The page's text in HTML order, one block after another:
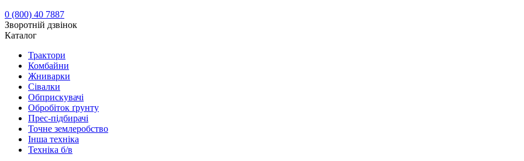
0 (800) 40 7887
Зворотній дзвінок
Каталог
Трактори
Комбайни
Жниварки
Сівалки
Обприскувачі
Обробіток ґрунту
Прес-підбирачі
Точне землеробство
Інша техніка
Техніка б/в